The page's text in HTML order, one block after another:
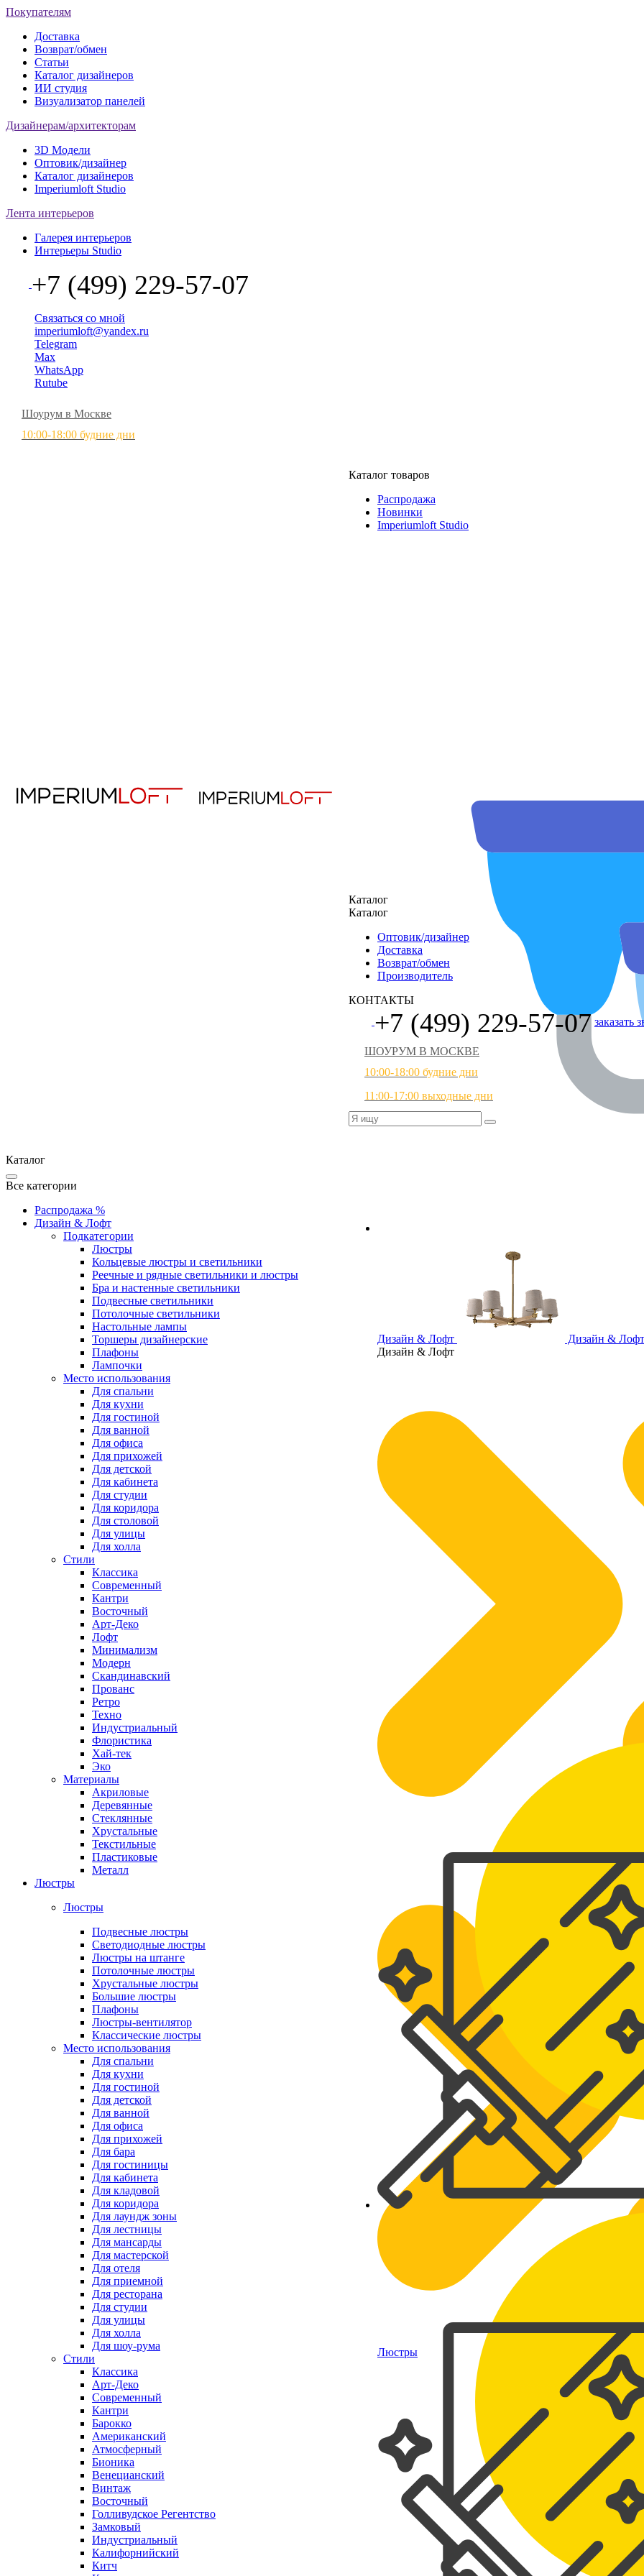
Покупателям
Доставка
Возврат/обмен
Статьи
Каталог дизайнеров
ИИ студия
Визуализатор панелей
Дизайнерам/архитекторам
3D Модели
Оптовик/дизайнер
Каталог дизайнеров
Imperiumloft Studio
Лента интерьеров
Галерея интерьеров
Интерьеры Studio
+7 (499) 229-57-07
Связаться со мной
imperiumloft@yandex.ru
Telegram
Max
WhatsApp
Rutube
Шоурум в Москве
10:00-18:00 будние дни
Каталог товаров
Распродажа
Новинки
Imperiumloft Studio
Дизайн & Лофт
Дизайн & Лофт
Дизайн & Лофт
Люстры
Каталог
Каталог
Оптовик/дизайнер
Доставка
Возврат/обмен
Производитель
КОНТАКТЫ
+7 (499) 229-57-07 заказать
ШОУРУМ В МОСКВЕ
10:00-18:00 будние дни
11:00-17:00 выходные дни
Каталог
Все категории
Распродажа %
Дизайн & Лофт
Подкатегории
Люстры
Кольцевые люстры и светильники
Реечные и рядные светильники и люстры
Бра и настенные светильники
Подвесные светильники
Потолочные светильники
Настольные лампы
Торшеры дизайнерские
Плафоны
Лампочки
Место использования
Для спальни
Для кухни
Для гостиной
Для ванной
Для офиса
Для прихожей
Для детской
Для кабинета
Для студии
Для коридора
Для столовой
Для улицы
Для холла
Стили
Классика
Современный
Кантри
Восточный
Арт-Деко
Лофт
Минимализм
Модерн
Скандинавский
Прованс
Ретро
Техно
Индустриальный
Флористика
Хай-тек
Эко
Материалы
Акриловые
Деревянные
Стеклянные
Хрустальные
Текстильные
Пластиковые
Металл
Люстры
Люстры
Подвесные люстры
Светодиодные люстры
Люстры на штанге
Потолочные люстры
Хрустальные люстры
Большие люстры
Плафоны
Люстры-вентилятор
Классические люстры
Место использования
Для спальни
Для кухни
Для гостиной
Для детской
Для ванной
Для офиса
Для прихожей
Для бара
Для гостиницы
Для кабинета
Для кладовой
Для коридора
Для лаундж зоны
Для лестницы
Для мансарды
Для мастерской
Для отеля
Для приемной
Для ресторана
Для студии
Для улицы
Для холла
Для шоу-рума
Стили
Классика
Арт-Деко
Современный
Кантри
Барокко
Американский
Атмосферный
Бионика
Венецианский
Винтаж
Восточный
Голливудское Регентство
Замковый
Индустриальный
Калифорнийский
Китч